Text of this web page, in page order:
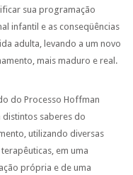
sua programação
infantil e as conseqüências
adulta, levando a um novo
mais maduro e real.
do Processo Hoffman
distintos saberes do
utilizando diversas
em uma
própria e de uma